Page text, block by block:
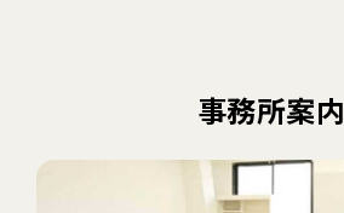
事務所案内